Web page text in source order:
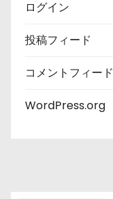
ログイン
投稿フィード
コメントフィード
WordPress.org